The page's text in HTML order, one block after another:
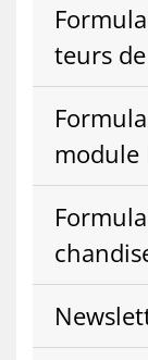
teurs
mo­dule